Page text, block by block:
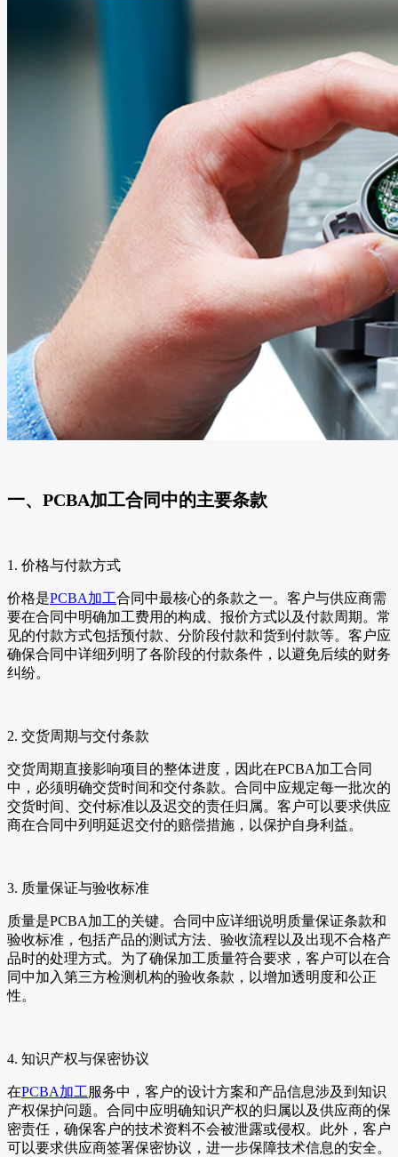
一、PCBA加工合同中的主要条款
1. 价格与付款方式
价格是PCBA加工合同中最核心的条款之一。客户与供应商需
要在合同中明确加工费用的构成、报价方式以及付款周期。常
见的付款方式包括预付款、分阶段付款和货到付款等。客户应
确保合同中详细列明了各阶段的付款条件，以避免后续的财务
纠纷。
2. 交货周期与交付条款
交货周期直接影响项目的整体进度，因此在PCBA加工合同
中，必须明确交货时间和交付条款。合同中应规定每一批次的
交货时间、交付标准以及迟交的责任归属。客户可以要求供应
商在合同中列明延迟交付的赔偿措施，以保护自身利益。
3. 质量保证与验收标准
质量是PCBA加工的关键。合同中应详细说明质量保证条款和
验收标准，包括产品的测试方法、验收流程以及出现不合格产
品时的处理方式。为了确保加工质量符合要求，客户可以在合
同中加入第三方检测机构的验收条款，以增加透明度和公正
性。
4. 知识产权与保密协议
在PCBA加工服务中，客户的设计方案和产品信息涉及到知识
产权保护问题。合同中应明确知识产权的归属以及供应商的保
密责任，确保客户的技术资料不会被泄露或侵权。此外，客户
可以要求供应商签署保密协议，进一步保障技术信息的安全。